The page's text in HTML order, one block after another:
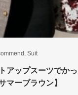
, Suit
アップスーツでか
マーブラウン】